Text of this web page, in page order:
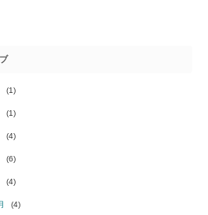
(1)
(1)
(4)
(6)
(4)
(4)